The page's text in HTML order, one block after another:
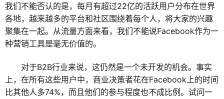
我们不能否认的是，每月有超过22亿的活跃用户分布在世界
各地，越来越多的平台和社区围绕着每个人，将大家的兴趣
聚集在一起。从流量方面来看，我们不能说Facebook作为一
种营销工具是毫无价值的。
对于B2B行业来说，这仍然是一个未开发的机会。事实
上，在所有这些用户中，商业决策者花在Facebook上的时间
比其他人多74%，而且他们的参与程度也不成比例。试问一